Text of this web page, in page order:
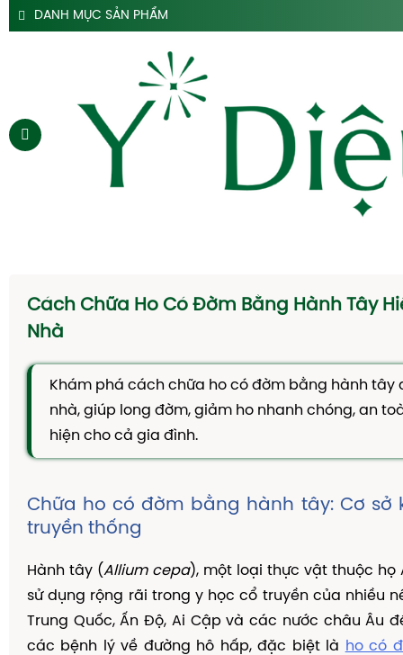
DANH MỤC SẢN PHẨM
SẢN PHẨM HỖ TRỢ DẠ DÀY Y DIỆU
SẢN PHẨM ĐẠI TRÀNG TÁO BÓN Y DIỆU
SẢN PHẨM HÀ THỦ Ô
SẢN PHẨM TAM THẤT Y DIỆU
SIRO HO
CAO DẠ CẨM
HÀ THỦ Ô
TAM THẤT MẬT ONG
CAO DÂY THÌA CANH
KIẾN THỨC
Kiến Thức Về Ho
Kiến Thức Về Dạ Dày
Kiến Thức Về Đại Tràng
Kiến Thức Về Hà Thủ Ô
Cách Chữa Ho Có Đờm Bằng Hành Tây
Nhà
Khám phá cách chữa ho có đờm bằng hành tây
nhà, giúp long đờm, giảm ho nhanh chóng, an
hiện cho cả gia đình.
Chữa ho có đờm bằng hành tây: Cơ sở
truyền thống
Hành tây (Allium cepa), một loại thực vật thuộc họ
sử dụng rộng rãi trong y học cổ truyền của nhiều
Trung Quốc, Ấn Độ, Ai Cập và các nước châu Âu
các bệnh lý về đường hô hấp, đặc biệt là ho có